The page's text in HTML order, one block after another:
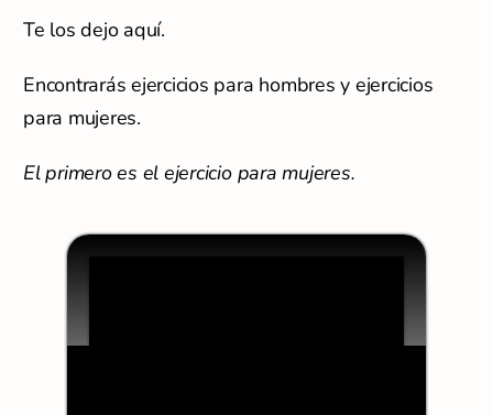
Te los dejo aquí.
Encontrarás ejercicios para hombres y ejercicios
para mujeres.
El primero es el ejercicio para mujeres.